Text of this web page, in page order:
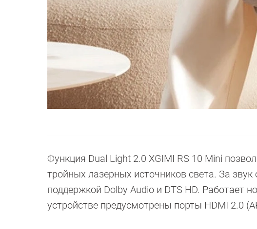
Функция Dual Light 2.0 XGIMI RS 10 Mini
тройных лазерных источников света. За
поддержкой Dolby Audio и DTS HD. Работает
устройстве предусмотрены порты HDMI 2.0